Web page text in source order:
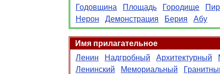
Годовщина
Площадь Городище
Нерон
Демонстрация Берия Абу
Имя прилагательное
Ленин
Надгробный Архитектурный
Ленинский
Мемориальный